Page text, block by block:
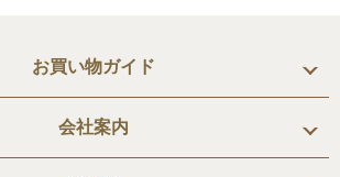
お買い物ガイド
会社案内